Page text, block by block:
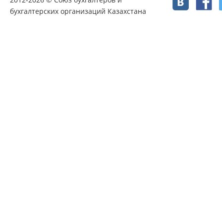
бухгалтерских организаций Казахстана